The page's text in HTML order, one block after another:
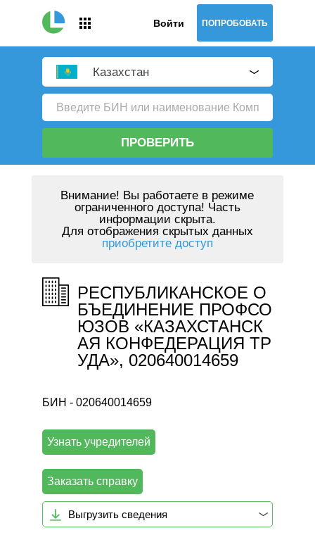
Войти ПОПРОБОВАТЬ
Казахстан
ПРОВЕРИТЬ
Внимание! Вы работаете в режиме
ограниченного доступа! Часть
информации скрыта.
Для отображения скрытых данных
приобретите доступ
РЕСПУБЛИКАНСКОЕ О
БЪЕДИНЕНИЕ ПРОФСО
ЮЗОВ «КАЗАХСТАНСК
АЯ КОНФЕДЕРАЦИЯ ТР
УДА», 020640014659
БИН - 020640014659
Узнать учредителей
Заказать справку
Выгрузить сведения